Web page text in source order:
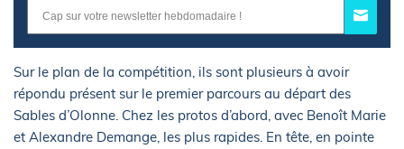
Sur le plan de la compétition, ils sont plusieurs à avoir
répondu présent sur le premier parcours au départ des
Sables d’Olonne. Chez les protos d’abord, avec Benoît Marie
et Alexandre Demange, les plus rapides. En tête, en pointe